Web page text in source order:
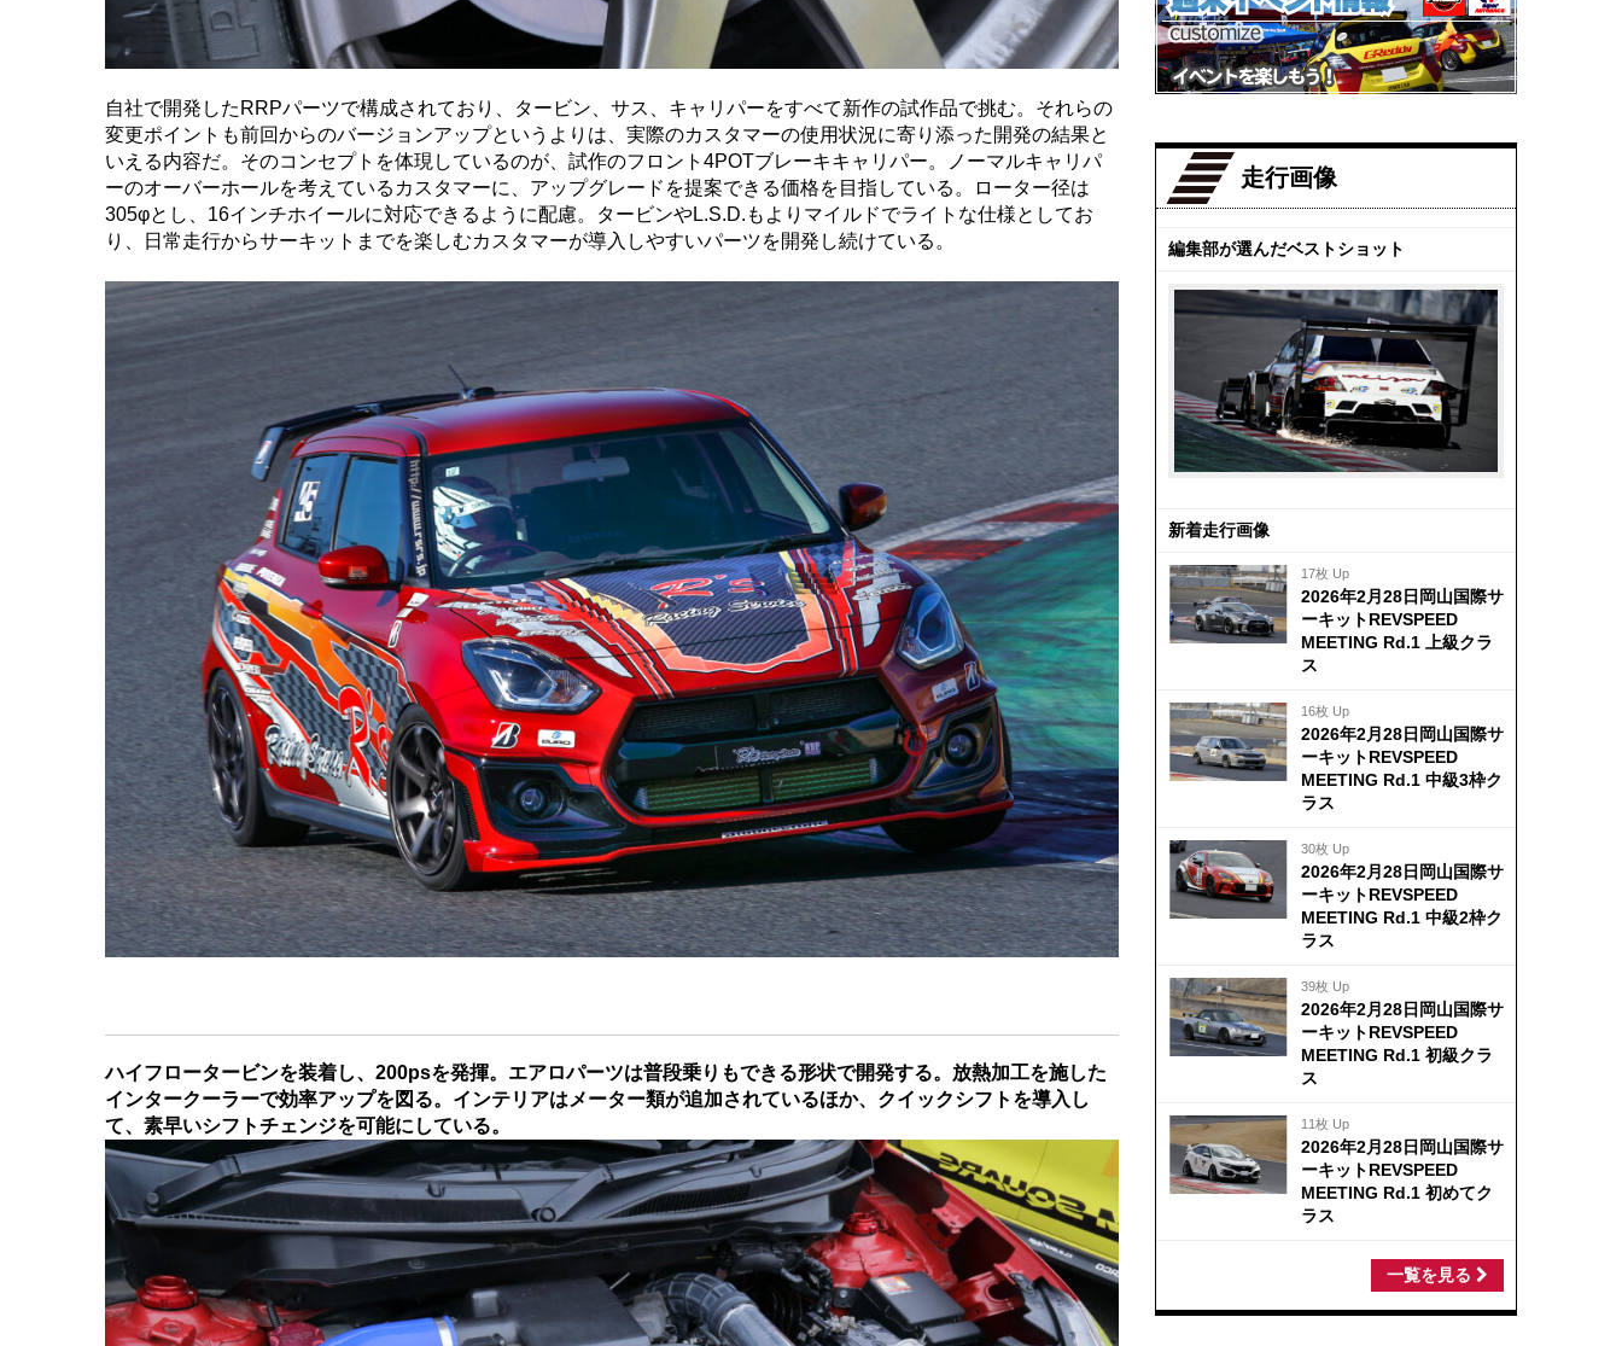
自社で開発したRRPパーツで構成されており、タービン、サス、キャリパーをすべて新作の試作品で挑む。それらの
変更ポイントも前回からのバージョンアップというよりは、実際のカスタマーの使用状況に寄り添った開発の結果と
いえる内容だ。そのコンセプトを体現しているのが、試作のフロント4POTブレーキキャリパー。ノーマルキャリパ
ーのオーバーホールを考えているカスタマーに、アップグレードを提案できる価格を目指している。ローター径は
305φとし、16インチホイールに対応できるように配慮。タービンやL.S.D.もよりマイルドでライトな仕様としてお
り、日常走行からサーキットまでを楽しむカスタマーが導入しやすいパーツを開発し続けている。
ハイフロータービンを装着し、200psを発揮。エアロパーツは普段乗りもできる形状で開発する。放熱加工を施した
インタークーラーで効率アップを図る。インテリアはメーター類が追加されているほか、クイックシフトを導入し
て、素早いシフトチェンジを可能にしている。
走行画像
編集部が選んだベストショット
新着走行画像
17枚 Up
2026年2月28日岡山国際サ
ーキットREVSPEED
MEETING Rd.1 上級クラ
ス
16枚 Up
2026年2月28日岡山国際サ
ーキットREVSPEED
MEETING Rd.1 中級3枠ク
ラス
30枚 Up
2026年2月28日岡山国際サ
ーキットREVSPEED
MEETING Rd.1 中級2枠ク
ラス
39枚 Up
2026年2月28日岡山国際サ
ーキットREVSPEED
MEETING Rd.1 初級クラ
ス
11枚 Up
2026年2月28日岡山国際サ
ーキットREVSPEED
MEETING Rd.1 初めてク
ラス
一覧を見る